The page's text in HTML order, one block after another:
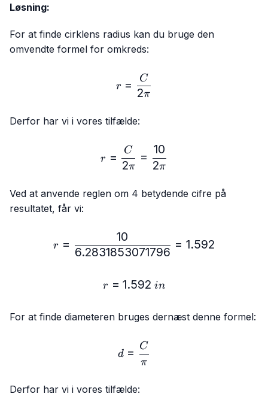
Løsning:
For at finde cirklens radius kan du bruge den
omvendte formel for omkreds:
r = \frac{C}{2π}
r =
2π
C
Derfor har vi i vores tilfælde:
r = \frac{C}{2π} =
r =
2π
C =
2π
10
Ved at anvende reglen om 4 betydende cifre på
resultatet, får vi:
r =
r =
6.2831853071796
10
= 1.592
r = 1.592\ in
r = 1.592 in
For at finde diameteren bruges dernæst denne formel:
d = \frac{C}{π}
d =
π
C
Derfor har vi i vores tilfælde: